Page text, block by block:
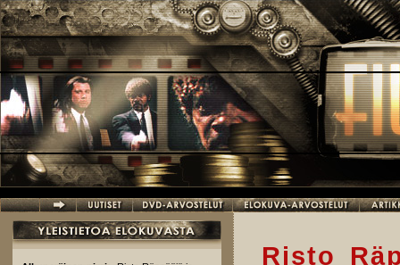
Hyppää pääsisältöön
Risto